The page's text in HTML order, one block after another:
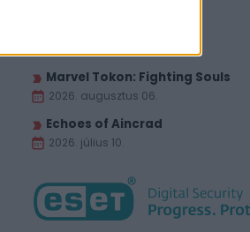
Marvel Tokon: Fighting Souls
2026. augusztus 06.
Echoes of Aincrad
2026. július 10.